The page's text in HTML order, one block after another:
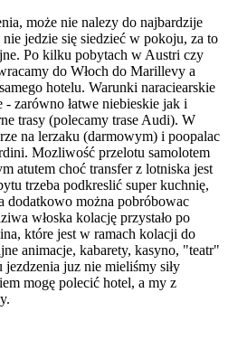
może nie nalezy do najbardzije
jedzie się siedzieć w pokoju, za to
Po kilku pobytach w Austri czy
do Włoch do Marillevy a
hotelu. Warunki naraciearskie
zarówno łatwe niebieskie jak i
trasy (polecamy trase Audi). W
na lerzaku (darmowym) i poopalac
Mozliwość przelotu samolotem
atutem choć transfer z lotniska jest
trzeba podkreslić super kuchnię,
dodatkowo można pobróbowac
włoska kolację przystało po
które jest w ramach kolacji do
animacje, kabarety, kasyno, "teatr"
jezdzenia juz nie mieliśmy siły
mogę polecić hotel, a my z